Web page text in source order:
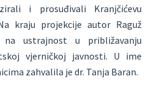
i prosuđivali Kranjčićevu
kraju projekcije autor Raguž
ustrajnost u približavanju
vjerničkoj javnosti. U ime
zahvalila je dr. Tanja Baran.